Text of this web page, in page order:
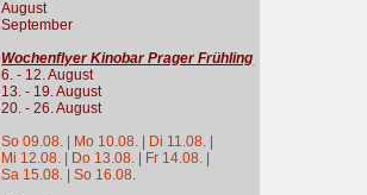
August
September
Wochenflyer Kinobar Prager Frühling
6. - 12. August
13. - 19. August
20. - 26. August
So 09.08. | Mo 10.08. | Di 11.08. |
Mi 12.08. | Do 13.08. | Fr 14.08. |
Sa 15.08. |So 16.08.